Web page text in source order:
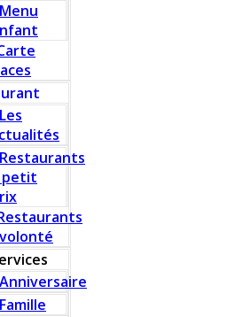
Menu
Les
Restaurants
petit
Anniversaire
Famille